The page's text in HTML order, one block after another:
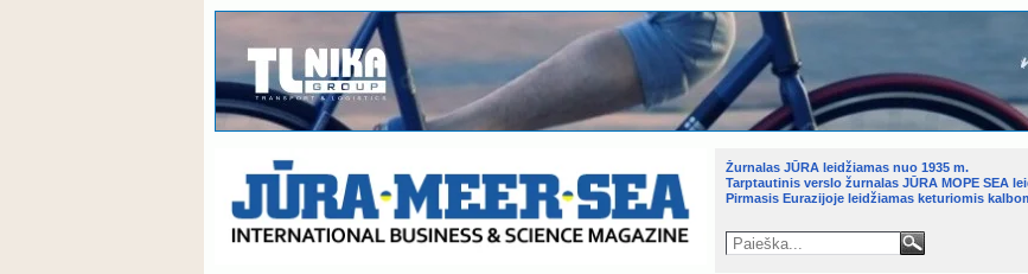
Žurnalas JŪRA leidžiamas nuo 1935 m.
Tarptautinis verslo žurnalas JŪRA MOPE SEA
Pirmasis Eurazijoje leidžiamas keturiomis